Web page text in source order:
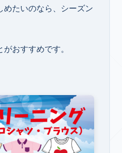
めたいのなら、シーズン
おすすめです。